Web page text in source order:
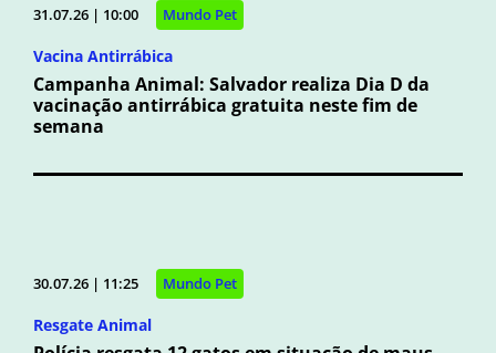
31.07.26 | 10:00 Mundo Pet
Vacina Antirrábica
Campanha Animal: Salvador realiza Dia D da
vacinação antirrábica gratuita neste fim de
semana
30.07.26 | 11:25 Mundo Pet
Resgate Animal